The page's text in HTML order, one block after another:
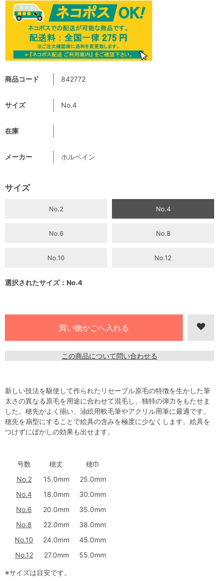
商品コード 842772
サイズ No.4
在庫
メーカー ホルベイン
サイズ
No.2 No.4
No.6 No.8
No.10 No.12
選択されたサイズ：No.4
この商品について問い合わせる
新しい技法を駆使して作られたリセーブル原毛の特徴を生かした筆
太さの異なる原毛を用途に合わせて混毛し、独特の弾力をもたせま
した。穂先がよく揃い、油絵用軟毛筆やアクリル用筆に最適です。
穂先を扇型にすることで絵具の含みを極度に少なくします。絵具を
つけずにぼかしの効果も出せます。
号数 穂丈
穂巾
No.2
15.0mm
25.0mm
No.4
18.0mm
30.0mm
No.6
20.0mm
35.0mm
No.8
22.0mm
38.0mm
No.10
24.0mm
45.0mm
No.12
27.0mm 55.0mm
※サイズは目安です。